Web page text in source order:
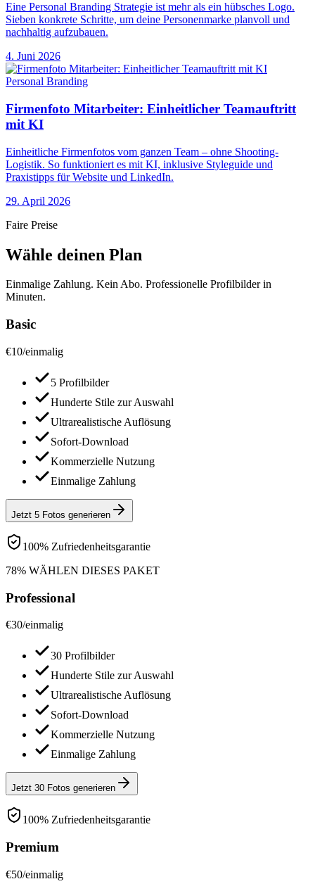
Eine Personal Branding Strategie ist mehr als ein hübsches Logo.
Sieben konkrete Schritte, um deine Personenmarke planvoll und
nachhaltig aufzubauen.
4. Juni 2026
Personal Branding
Firmenfoto Mitarbeiter: Einheitlicher Teamauftritt
mit KI
Einheitliche Firmenfotos vom ganzen Team – ohne Shooting-
Logistik. So funktioniert es mit KI, inklusive Styleguide und
Praxistipps für Website und LinkedIn.
29. April 2026
Faire Preise
Wähle deinen Plan
Einmalige Zahlung. Kein Abo. Professionelle Profilbilder in
Minuten.
Basic
€10/einmalig
5 Profilbilder
Hunderte Stile zur Auswahl
Ultrarealistische Auflösung
Sofort-Download
Kommerzielle Nutzung
Einmalige Zahlung
Jetzt 5 Fotos generieren
100% Zufriedenheitsgarantie
78% WÄHLEN DIESES PAKET
Professional
€30/einmalig
30 Profilbilder
Hunderte Stile zur Auswahl
Ultrarealistische Auflösung
Sofort-Download
Kommerzielle Nutzung
Einmalige Zahlung
Jetzt 30 Fotos generieren
100% Zufriedenheitsgarantie
Premium
€50/einmalig